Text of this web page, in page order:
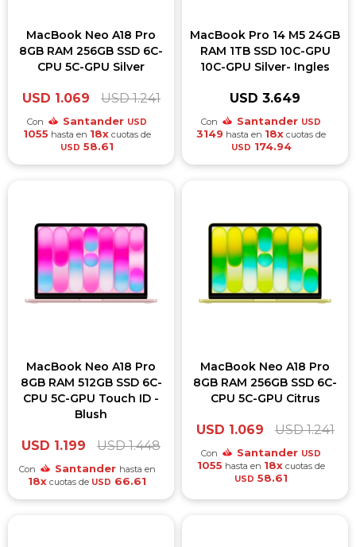
MacBook Neo A18 Pro
8GB RAM 256GB SSD 6C-
CPU 5C-GPU Silver
USD 1.069 USD 1.241
Con Santander USD
1055 hasta en 18x cuotas de
USD 58.61
MacBook Pro 14 M5 24GB
RAM 1TB SSD 10C-GPU
10C-GPU Silver- Ingles
USD 3.649
Con Santander USD
3149 hasta en 18x cuotas de
USD 174.94
MacBook Neo A18 Pro
8GB RAM 512GB SSD 6C-
CPU 5C-GPU Touch ID -
Blush
USD 1.199 USD 1.448
Con Santander hasta en
18x cuotas de USD 66.61
MacBook Neo A18 Pro
8GB RAM 256GB SSD 6C-
CPU 5C-GPU Citrus
USD 1.069 USD 1.241
Con Santander USD
1055 hasta en 18x cuotas de
USD 58.61